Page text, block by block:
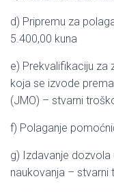
d) Pripremu za
5.400,00 kuna
e) Prekvalifikaciju za
koja se izvode
(JMO) – stvarni
f) Polaganje
g) Izdavanje
naukovanja – stvarni